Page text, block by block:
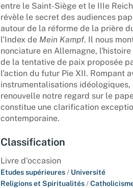
entre le Saint-Siège et le IIIe
révèle le secret des audiences
autour de la réforme de la prière
l'Index de Mein Kampf. Il nous
nonciature en Allemagne,
de la tentative de paix proposée
l'action du futur Pie XII. Rompant
instrumentalisations
renouvelle notre regard sur le
constitue une clarification
contemporaine.
Classification
Livre d'occasion
Etudes supérieures / Université
Religions et Spiritualités /